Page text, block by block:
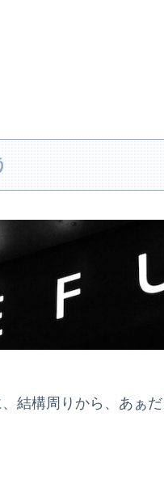
結構周りから、あぁ